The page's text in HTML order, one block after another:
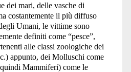
dei mari, delle vasche di
costantemente il più diffuso
Umani, le vittime sono
definiti come “pesce”,
alle classi zoologiche dei
appunto, dei Molluschi come
Mammiferi) come le